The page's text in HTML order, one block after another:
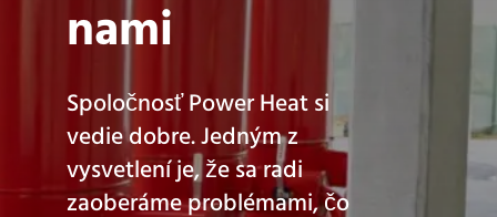
nami
Spoločnosť Power Heat si
vedie dobre. Jedným z
vysvetlení je, že sa radi
zaoberáme problémami, čo